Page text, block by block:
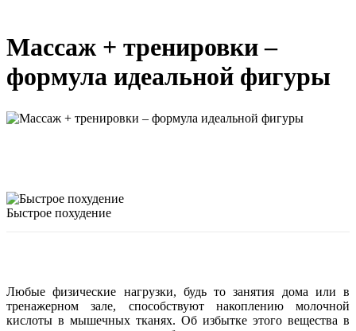
Массаж + тренировки –
формула идеальной фигуры
Быстрое похудение
Любые физические нагрузки, будь то занятия дома или в
тренажерном зале, способствуют накоплению молочной
кислоты в мышечных тканях. Об избытке этого вещества в